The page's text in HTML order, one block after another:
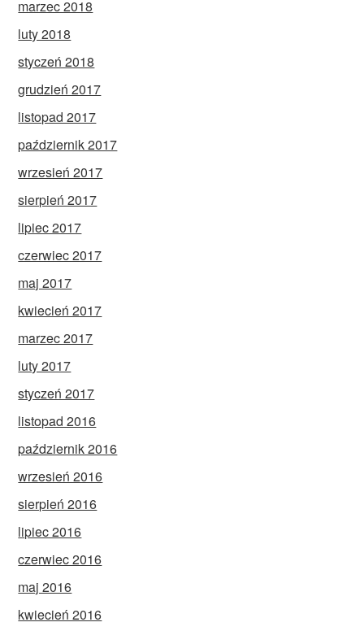
marzec 2018
luty 2018
styczeń 2018
grudzień 2017
listopad 2017
październik 2017
wrzesień 2017
sierpień 2017
lipiec 2017
czerwiec 2017
maj 2017
kwiecień 2017
marzec 2017
luty 2017
styczeń 2017
listopad 2016
październik 2016
wrzesień 2016
sierpień 2016
lipiec 2016
czerwiec 2016
maj 2016
kwiecień 2016